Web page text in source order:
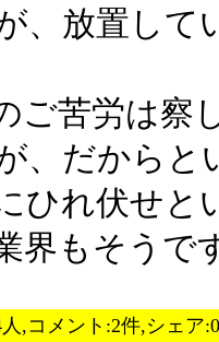
、放置して
ご苦労は察
、だからと
ひれ伏せと
界もそうで
,コメント:2件,シェア